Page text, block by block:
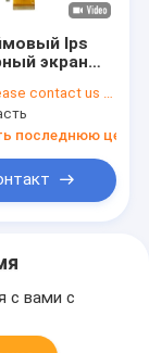
Ips
экран
Ili9488 Mcu
contact us for latest price
последнюю цену
с вами с